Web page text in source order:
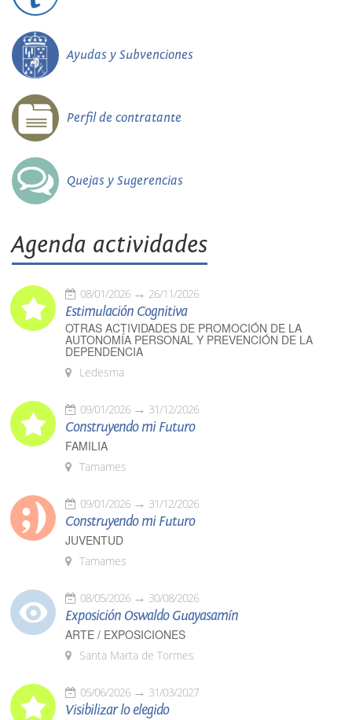
Ayudas y Subvenciones
Perfil de contratante
Quejas y Sugerencias
Agenda actividades
08/01/2026 26/11/2026
Estimulación Cognitiva
OTRAS ACTIVIDADES DE PROMOCIÓN DE LA
AUTONOMÍA PERSONAL Y PREVENCIÓN DE LA
DEPENDENCIA
Ledesma
09/01/2026 31/12/2026
Construyendo mi Futuro
FAMILIA
Tamames
09/01/2026 31/12/2026
Construyendo mi Futuro
JUVENTUD
Tamames
08/05/2026 30/08/2026
Exposición Oswaldo Guayasamín
ARTE / EXPOSICIONES
Santa Marta de Tormes
05/06/2026 31/03/2027
Visibilizar lo elegido